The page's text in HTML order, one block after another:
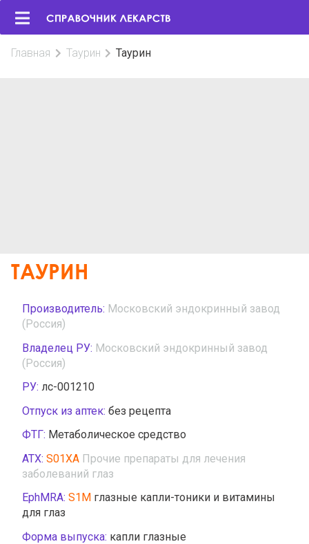
Главная Таурин Таурин
ТАУРИН
Производитель: Московский эндокринный завод
(Россия)
Владелец РУ: Московский эндокринный завод
(Россия)
РУ: лс-001210
Отпуск из аптек: без рецепта
ФТГ: Метаболическое средство
АТХ: S01XA Прочие препараты для лечения
заболеваний глаз
EphMRA: S1M глазные капли-тоники и витамины
для глаз
Форма выпуска: капли глазные